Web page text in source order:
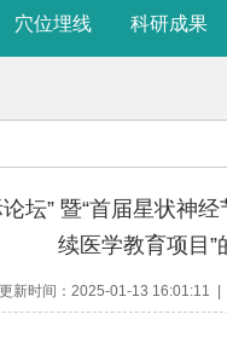
穴位埋线 科研成果
坛” 暨“首届星状神
续医学教育项目”
更新时间：2025-01-13 16:01:11